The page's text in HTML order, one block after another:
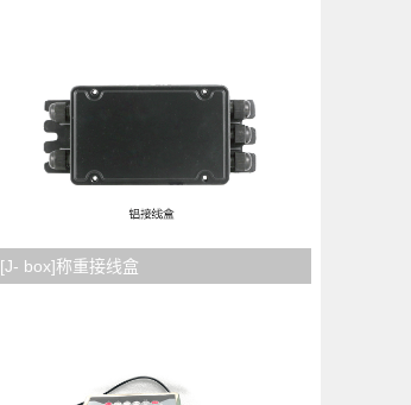
[J- box]称重接线盒